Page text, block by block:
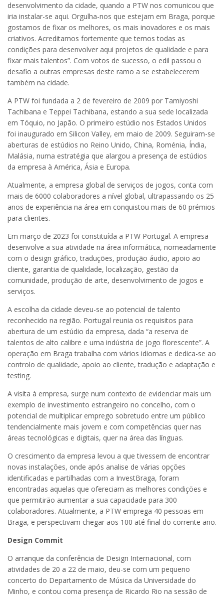
desenvolvimento da cidade, quando a PTW nos comunicou que
iria instalar-se aqui. Orgulha-nos que estejam em Braga, porque
gostamos de fixar os melhores, os mais inovadores e os mais
criativos. Acreditamos fortemente que temos todas as
condições para desenvolver aqui projetos de qualidade e para
fixar mais talentos”. Com votos de sucesso, o edil passou o
desafio a outras empresas deste ramo a se estabelecerem
também na cidade.
A PTW foi fundada a 2 de fevereiro de 2009 por Tamiyoshi
Tachibana e Teppei Tachibana, estando a sua sede localizada
em Tóquio, no Japão. O primeiro estúdio nos Estados Unidos
foi inaugurado em Silicon Valley, em maio de 2009. Seguiram-se
aberturas de estúdios no Reino Unido, China, Roménia, Índia,
Malásia, numa estratégia que alargou a presença de estúdios
da empresa à América, Ásia e Europa.
Atualmente, a empresa global de serviços de jogos, conta com
mais de 6000 colaboradores a nível global, ultrapassando os 25
anos de experiência na área em conquistou mais de 60 prémios
para clientes.
Em março de 2023 foi constituída a PTW Portugal. A empresa
desenvolve a sua atividade na área informática, nomeadamente
com o design gráfico, traduções, produção áudio, apoio ao
cliente, garantia de qualidade, localização, gestão da
comunidade, produção de arte, desenvolvimento de jogos e
serviços.
A escolha da cidade deveu-se ao potencial de talento
reconhecido na região. Portugal reunia os requisitos para
abertura de um estúdio da empresa, dada “a reserva de
talentos de alto calibre e uma indústria de jogo florescente”. A
operação em Braga trabalha com vários idiomas e dedica-se ao
controlo de qualidade, apoio ao cliente, tradução e adaptação e
testing.
A visita à empresa, surge num contexto de evidenciar mais um
exemplo de investimento estrangeiro no concelho, com o
potencial de multiplicar emprego sobretudo entre um público
tendencialmente mais jovem e com competências quer nas
áreas tecnológicas e digitais, quer na área das línguas.
O crescimento da empresa levou a que tivessem de encontrar
novas instalações, onde após analise de várias opções
identificadas e partilhadas com a InvestBraga, foram
encontradas aquelas que ofereciam as melhores condições e
que permitirão aumentar a sua capacidade para 300
colaboradores. Atualmente, a PTW emprega 40 pessoas em
Braga, e perspectivam chegar aos 100 até final do corrente ano.
Design Commit
O arranque da conferência de Design Internacional, com
atividades de 20 a 22 de maio, deu-se com um pequeno
concerto do Departamento de Música da Universidade do
Minho, e contou coma presença de Ricardo Rio na sessão de